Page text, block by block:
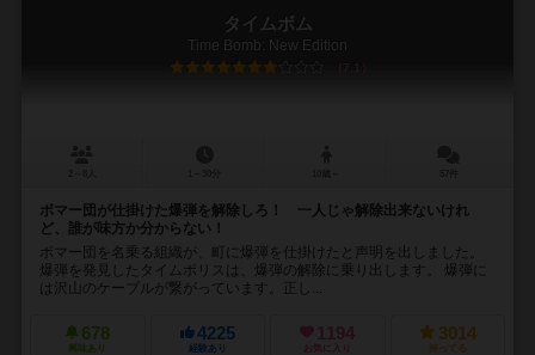
タイムボム
Time Bomb: New Edition
7.1
ボマー団が仕掛けた爆弾を解除しろ！ 一人じゃ解除出来ないけれ
ど、誰が味方か分からない！
ボマー団を名乗る組織が、町に爆弾を仕掛けたと声明を出しました。
爆弾を発見したタイムポリスは、爆弾の解除に乗り出します。 爆弾に
は沢山のケーブルが繋がっています。正し...
678
興味あり
4225
経験あり
1194
お気に入り
3014
持ってる